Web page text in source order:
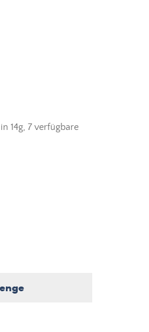
14g, 7 verfügbare